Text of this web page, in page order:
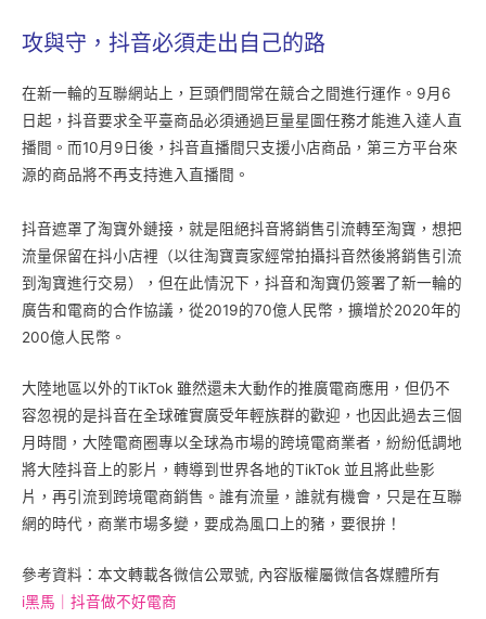
攻與守，抖音必須走出自己的路
在新一輪的互聯網站上，巨頭們間常在競合之間進行運作。9月6
日起，抖音要求全平臺商品必須通過巨量星圖任務才能進入達人直
播間。而10月9日後，抖音直播間只支援小店商品，第三方平台來
源的商品將不再支持進入直播間。
抖音遮罩了淘寶外鏈接，就是阻絕抖音將銷售引流轉至淘寶，想把
流量保留在抖小店裡（以往淘寶賣家經常拍攝抖音然後將銷售引流
到淘寶進行交易），但在此情況下，抖音和淘寶仍簽署了新一輪的
廣告和電商的合作協議，從2019的70億人民幣，擴增於2020年的
200億人民幣。
大陸地區以外的TikTok 雖然還未大動作的推廣電商應用，但仍不
容忽視的是抖音在全球確實廣受年輕族群的歡迎，也因此過去三個
月時間，大陸電商圈專以全球為市場的跨境電商業者，紛紛低調地
將大陸抖音上的影片，轉導到世界各地的TikTok 並且將此些影
片，再引流到跨境電商銷售。誰有流量，誰就有機會，只是在互聯
網的時代，商業市場多變，要成為風口上的豬，要很拚！
參考資料：本文轉載各微信公眾號, 內容版權屬微信各媒體所有
i黑馬｜抖音做不好電商